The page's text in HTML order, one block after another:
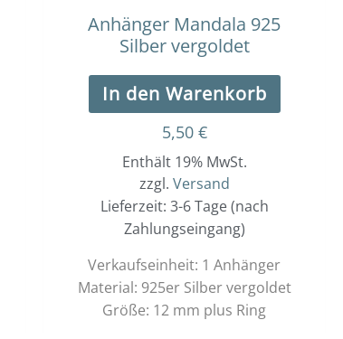
Anhänger Mandala 925
Silber vergoldet
In den Warenkorb
5,50 €
Enthält 19% MwSt.
zzgl. Versand
Lieferzeit: 3-6 Tage (nach
Zahlungseingang)
Verkaufseinheit: 1 Anhänger
Material: 925er Silber vergoldet
Größe: 12 mm plus Ring